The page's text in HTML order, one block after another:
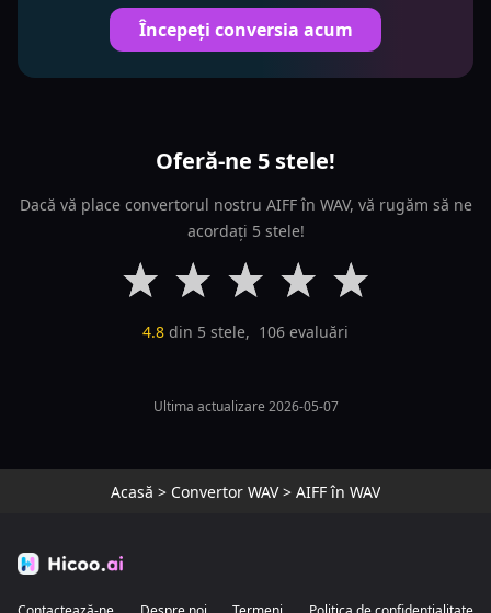
Începeți conversia acum
Oferă-ne 5 stele!
Dacă vă place convertorul nostru AIFF în WAV, vă rugăm să ne
acordați 5 stele!
4.8 din 5 stele, 106 evaluări
Ultima actualizare 2026-05-07
Acasă > Convertor WAV> AIFF în WAV